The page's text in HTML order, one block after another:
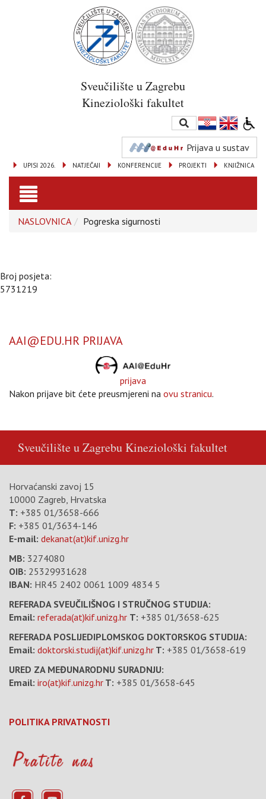
Sveučilište u Zagrebu
Kineziološki fakultet
Prijava u sustav
KNJIŽNICA
PROJEKTI
KONFERENCIJE
NATJEČAJI
UPISI 2026.
Toggle
navigation
NASLOVNICA Pogreska sigurnosti
Broj posjeta:
5731219
AAI@EDU.HR PRIJAVA
prijava
Nakon prijave bit ćete preusmjereni na ovu stranicu.
Sveučilište u ZagrebuKineziološki fakultet
Horvaćanski zavoj 15
10000 Zagreb, Hrvatska
T: +385 01/3658-666
F: +385 01/3634-146
E-mail: dekanat(at)kif.unizg.hr
MB: 3274080
OIB: 25329931628
IBAN: HR45 2402 0061 1009 4834 5
REFERADA SVEUČILIŠNOG I STRUČNOG STUDIJA:
Email: referada(at)kif.unizg.hr T: +385 01/3658-625
REFERADA POSLIJEDIPLOMSKOG DOKTORSKOG STUDIJA:
Email: doktorski.studij(at)kif.unizg.hr T: +385 01/3658-619
URED ZA MEĐUNARODNU SURADNJU:
Email: iro(at)kif.unizg.hr T: +385 01/3658-645
POLITIKA PRIVATNOSTI